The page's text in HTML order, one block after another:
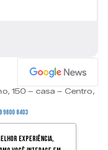
experiência,
150 – casa – Centro,
9800 8403